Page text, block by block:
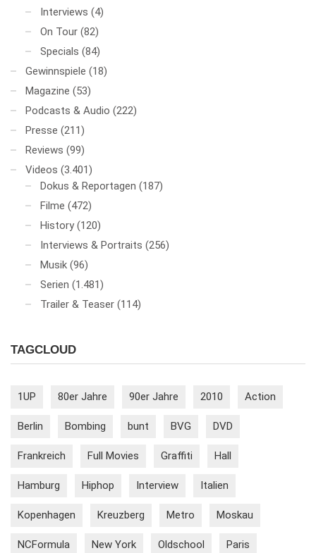
Interviews (4)
On Tour (82)
Specials (84)
Gewinnspiele (18)
Magazine (53)
Podcasts & Audio (222)
Presse (211)
Reviews (99)
Videos (3.401)
Dokus & Reportagen (187)
Filme (472)
History (120)
Interviews & Portraits (256)
Musik (96)
Serien (1.481)
Trailer & Teaser (114)
TAGCLOUD
1UP 80er Jahre 90er Jahre 2010 Action
Berlin Bombing bunt BVG DVD
Frankreich Full Movies Graffiti Hall
Hamburg Hiphop Interview Italien
Kopenhagen Kreuzberg Metro Moskau
NCFormula New York Oldschool Paris